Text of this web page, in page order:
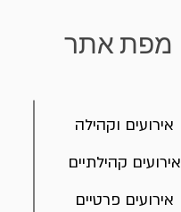
מפת אתר
אירועים וקהילה
אירועים קהילתיים
אירועים פרטיים